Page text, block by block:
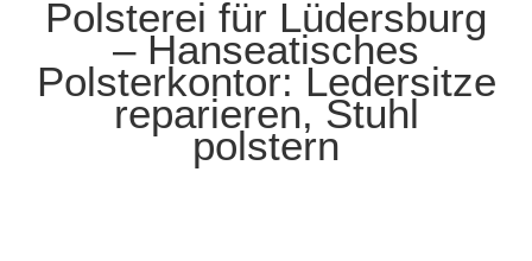
Polsterei für Lüdersburg
– Hanseatisches
Polsterkontor: Ledersitze
reparieren, Stuhl
polstern